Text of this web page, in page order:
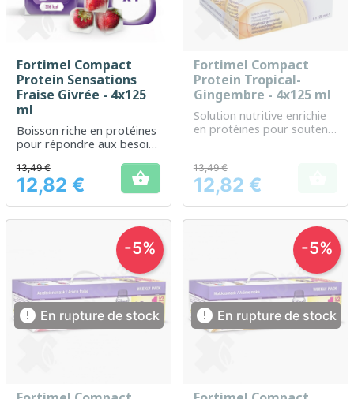
Fortimel Compact
Protein Sensations
Fraise Givrée - 4x125
ml
Boisson riche en protéines
pour répondre aux besoins
malnutrition ou de risque
de malnutrition.
Prix
13,49 €
12,82 € 
Fortimel Compact
Protein Tropical-
Gingembre - 4x125 ml
Solution nutritive enrichie
en protéines pour soutenir
Prix
13,49 €
12,82 €
 En rupture de stock
-5%
 En rupture de stock
-5%